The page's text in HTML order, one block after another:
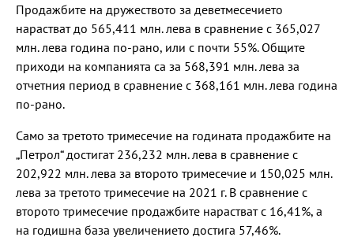
Продажбите на дружеството за деветмесечието
нарастват до 565,411 млн. лева в сравнение с 365,027
млн. лева година по-рано, или с почти 55%. Общите
приходи на компанията са за 568,391 млн. лева за
отчетния период в сравнение с 368,161 млн. лева година
по-рано.
Само за третото тримесечие на годината продажбите на
„Петрол“ достигат 236,232 млн. лева в сравнение с
202,922 млн. лева за второто тримесечие и 150,025 млн.
лева за третото тримесечие на 2021 г. В сравнение с
второто тримесечие продажбите нарастват с 16,41%, а
на годишна база увеличението достига 57,46%.